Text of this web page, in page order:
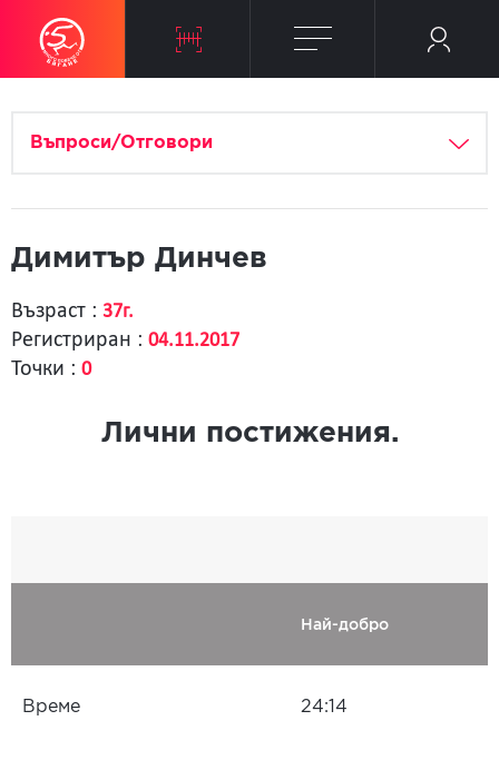
Въпроси/Отговори
Димитър Динчев
Възраст : 37г.
Регистриран : 04.11.2017
Точки : 0
Лични постижения.
Най-добро
Време 24:14